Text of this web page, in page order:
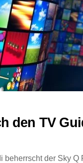
den TV
beherrscht der Sky